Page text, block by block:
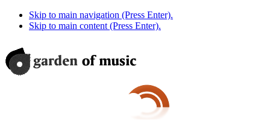
Skip to main navigation (Press Enter).
Skip to main content (Press Enter).